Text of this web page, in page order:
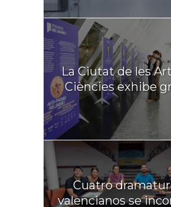
La Ciutat de les
Ciències exhibe
Cuatro
valencianos se